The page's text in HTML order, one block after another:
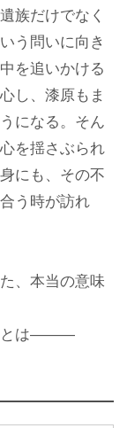
族だけでなく
う問いに向き
を追いかける
し、漆原もま
になる。そん
を揺さぶられ
にも、その不
う時が訪れ
、本当の意味
とは―――